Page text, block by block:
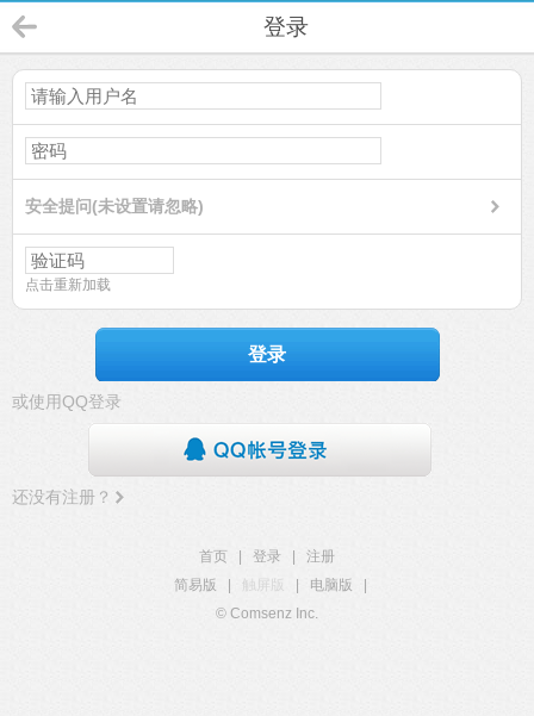
登录
安全提问(未设置请忽略)
点击重新加载
登录
或使用QQ登录
还没有注册？
首页 登录
注册
简易版
触屏版 电脑版
© Comsenz Inc.